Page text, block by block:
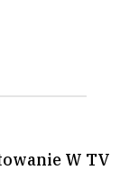
W TV